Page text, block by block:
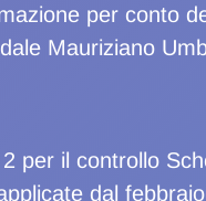
per conto
Mauriziano
per il controllo
dal